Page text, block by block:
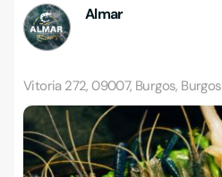
Almar
Vitoria 272, 09007, Burgos, Burgos